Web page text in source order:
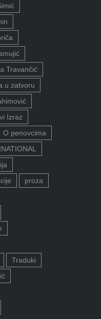
Travančić
u zatvoru
Izraz
O penovcima
proza
Traduki